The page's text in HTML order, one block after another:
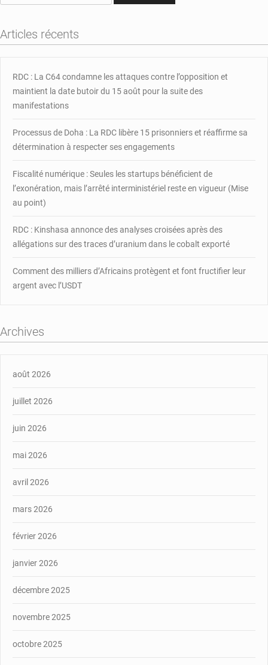
de
Bangui
conforme
Articles récents
RDC : La C64 condamne les attaques contre l’opposition et
maintient la date butoir du 15 août pour la suite des
manifestations
Processus de Doha : La RDC libère 15 prisonniers et réaffirme sa
détermination à respecter ses engagements
Fiscalité numérique : Seules les startups bénéficient de
l’exonération, mais l’arrêté interministériel reste en vigueur (Mise
au point)
RDC : Kinshasa annonce des analyses croisées après des
allégations sur des traces d’uranium dans le cobalt exporté
Comment des milliers d’Africains protègent et font fructifier leur
argent avec l’USDT
Archives
août 2026
juillet 2026
juin 2026
mai 2026
avril 2026
mars 2026
février 2026
janvier 2026
décembre 2025
novembre 2025
octobre 2025